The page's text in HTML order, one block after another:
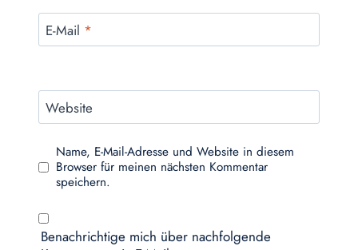
E-Mail *
Website
Name, E-Mail-Adresse und Website in diesem
Browser für meinen nächsten Kommentar
speichern.
Benachrichtige mich über nachfolgende